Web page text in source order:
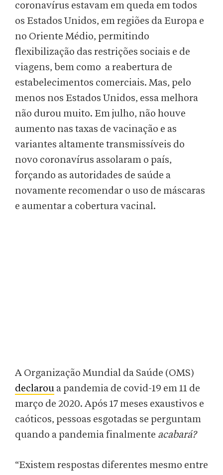
coronavírus estavam em queda em todos
os Estados Unidos, em regiões da Europa e
no Oriente Médio, permitindo
flexibilização das restrições sociais e de
viagens, bem como a reabertura de
estabelecimentos comerciais. Mas, pelo
menos nos Estados Unidos, essa melhora
não durou muito. Em julho, não houve
aumento nas taxas de vacinação e as
variantes altamente transmissíveis do
novo coronavírus assolaram o país,
forçando as autoridades de saúde a
novamente recomendar o uso de máscaras
e aumentar a cobertura vacinal.
A Organização Mundial da Saúde (OMS)
declarou a pandemia de covid-19 em 11 de
março de 2020. Após 17 meses exaustivos e
caóticos, pessoas esgotadas se perguntam
quando a pandemia finalmente acabará?
“Existem respostas diferentes mesmo entre